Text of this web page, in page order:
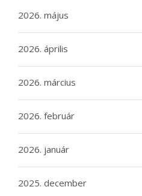
2026. május
2026. április
2026. március
2026. február
2026. január
2025. december